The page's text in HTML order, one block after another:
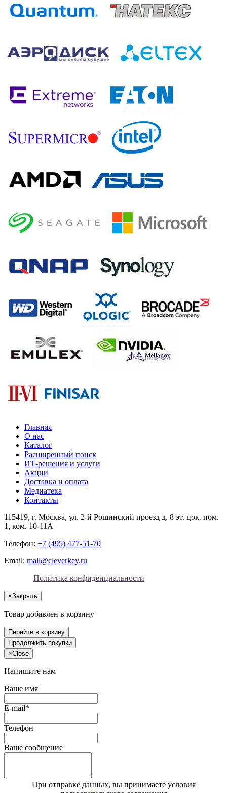
Главная
О нас
Каталог
Расширенный поиск
ИТ-решения и услуги
Акции
Доставка и оплата
Медиатека
Контакты
115419, г. Москва, ул. 2-й Рощинский проезд д. 8 эт. цок. пом.
1, ком. 10-11А
Телефон: +7 (495) 477-51-70
Email: mail@cleverkey.ru
Политика конфиденциальности
×Закрыть
Товар добавлен в корзину
Перейти в корзину
Продолжить покупки
×Close
Напишите нам
Ваше имя
E-mail*
Телефон
Ваше сообщение
При отправке данных, вы принимаете условия